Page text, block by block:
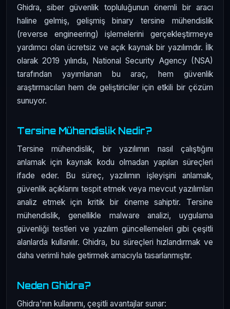
Ghidra, siber güvenlik topluluğunun önemli bir aracı
haline gelmiş, gelişmiş binary tersine mühendislik
(reverse engineering) işlemelerini gerçekleştirmeye
yardımcı olan ücretsiz ve açık kaynak bir yazılımdır. İlk
olarak 2019 yılında, National Security Agency (NSA)
tarafından yayımlanan bu araç, hem güvenlik
araştırmacıları hem de geliştiriciler için etkili bir çözüm
sunuyor.
Tersine Mühendislik Nedir?
Tersine mühendislik, bir yazılımın nasıl çalıştığını
anlamak için kaynak kodu olmadan yapılan süreçleri
ifade eder. Bu süreç, yazılımın işleyişini anlamak,
güvenlik açıklarını tespit etmek veya mevcut yazılımları
analiz etmek için kritik bir öneme sahiptir. Tersine
mühendislik, genellikle malware analizi, uygulama
güvenliği testleri ve yazılım güncellemeleri gibi çeşitli
alanlarda kullanılır. Ghidra, bu süreçleri hızlandırmak ve
daha verimli hale getirmek amacıyla tasarlanmıştır.
Neden Ghidra?
Ghidra'nın kullanımı, çeşitli avantajlar sunar: